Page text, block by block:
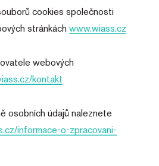
cookies společnosti
stránkách www.wiass.cz
webových
kontakt
osobních údajů naleznete
informace-o-zpracovani-